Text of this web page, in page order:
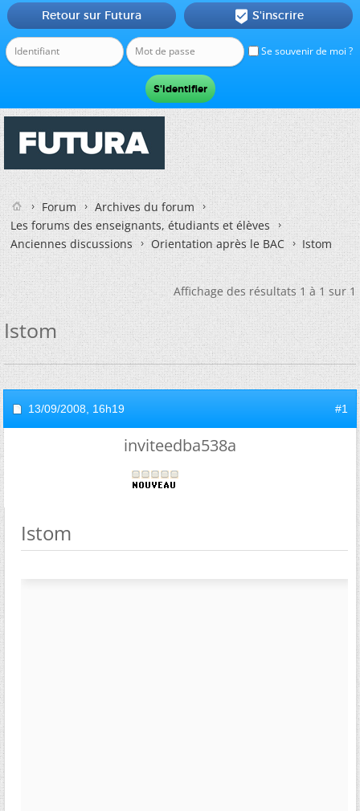
Se souvenir de moi ?
Retour sur Futura  S'inscrire
Forum
Archives du forum
Les forums des enseignants, étudiants et élèves
Anciennes discussions
Orientation après le BAC Istom
Affichage des résultats 1 à 1 sur 1
Istom
13/09/2008, 16h19 #1
inviteedba538a
Istom